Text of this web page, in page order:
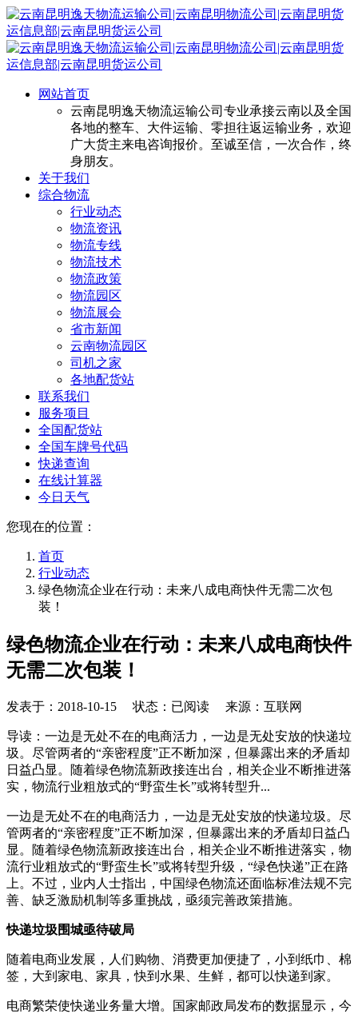
网站首页
云南昆明逸天物流运输公司专业承接云南以及全国
各地的整车、大件运输、零担往返运输业务，欢迎
广大货主来电咨询报价。至诚至信，一次合作，终
身朋友。
关于我们
综合物流
行业动态
物流资讯
物流专线
物流技术
物流政策
物流园区
物流展会
省市新闻
云南物流园区
司机之家
各地配货站
联系我们
服务项目
全国配货站
全国车牌号代码
快递查询
在线计算器
今日天气
您现在的位置：
首页
行业动态
绿色物流企业在行动：未来八成电商快件无需二次包
装！
绿色物流企业在行动：未来八成电商快件
无需二次包装！
发表于： 2018-10-15 状态：已阅读 来源：互联网
导读：一边是无处不在的电商活力，一边是无处安放的快递垃
圾。尽管两者的“亲密程度”正不断加深，但暴露出来的矛盾却
日益凸显。随着绿色物流新政接连出台，相关企业不断推进落
实，物流行业粗放式的“野蛮生长”或将转型升...
一边是无处不在的电商活力，一边是无处安放的快递垃圾。尽
管两者的“亲密程度”正不断加深，但暴露出来的矛盾却日益凸
显。随着绿色物流新政接连出台，相关企业不断推进落实，物
流行业粗放式的“野蛮生长”或将转型升级，“绿色快递”正在路
上。不过，业内人士指出，中国绿色物流还面临标准法规不完
善、缺乏激励机制等多重挑战，亟须完善政策措施。
快递垃圾围城亟待破局
随着电商业发展，人们购物、消费更加便捷了，小到纸巾、棉
签，大到家电、家具，快到水果、生鲜，都可以快递到家。
电商繁荣使快递业务量大增。国家邮政局发布的数据显示，今